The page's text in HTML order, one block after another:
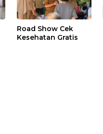
Road Show Cek
Kesehatan Gratis